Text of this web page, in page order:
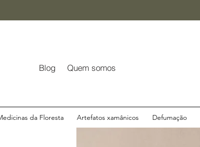
Blog Quem somos
da Floresta Artefatos xamânicos Defumação